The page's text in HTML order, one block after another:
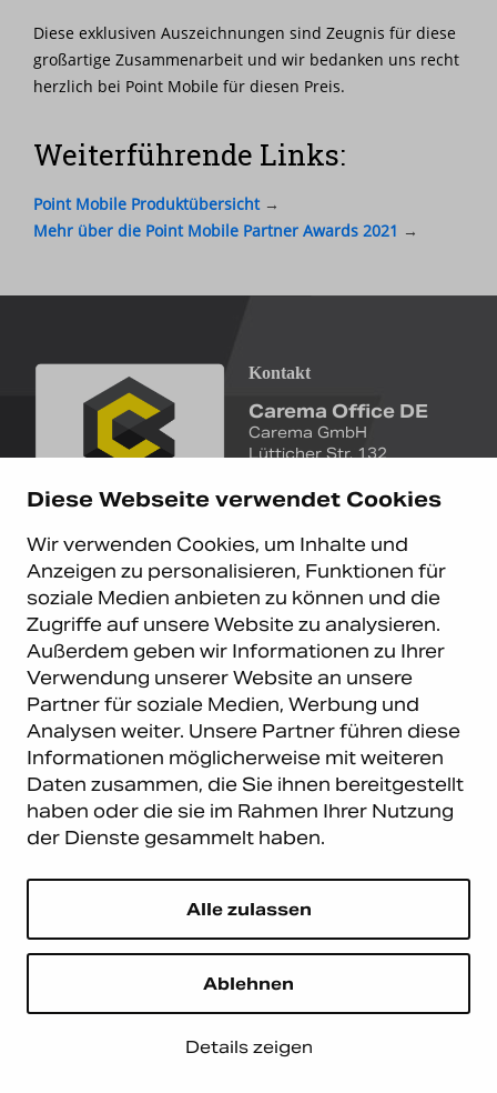
Diese Webseite verwendet Cookies
Wir verwenden Cookies, um Inhalte und
Anzeigen zu personalisieren, Funktionen für
soziale Medien anbieten zu können und die
Zugriffe auf unsere Website zu analysieren.
Außerdem geben wir Informationen zu Ihrer
Verwendung unserer Website an unsere
Partner für soziale Medien, Werbung und
Analysen weiter. Unsere Partner führen diese
Informationen möglicherweise mit weiteren
Daten zusammen, die Sie ihnen bereitgestellt
haben oder die sie im Rahmen Ihrer Nutzung
der Dienste gesammelt haben.
Alle zulassen
Ablehnen
Details zeigen
Diese exklusiven Auszeichnungen sind Zeugnis für diese
großartige Zusammenarbeit und wir bedanken uns recht
herzlich bei Point Mobile für diesen Preis.
Weiterführende Links:
Point Mobile Produktübersicht→
Mehr über die Point Mobile Partner Awards 2021 →
Kontakt
Carema Office DE
Carema GmbH
Lütticher Str. 132
+49 (0)211 9367 8390
info@carema.de
© Copyright 2026 Carema
GmbH. Alle Rechte vorbehalten.
Datenschutz|Impressum
Carema Warehouse
Carema Hardware BV
Bohemenstraat 9
8028 SB Zwolle
Niederlande
Kundendienst
Serviceabteilung
Newsletter abonnieren